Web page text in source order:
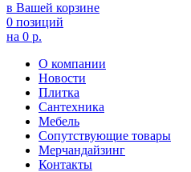
в Вашей корзине
0 позиций
на 0 р.
О компании
Новости
Плитка
Сантехника
Мебель
Сопутствующие товары
Мерчандайзинг
Контакты